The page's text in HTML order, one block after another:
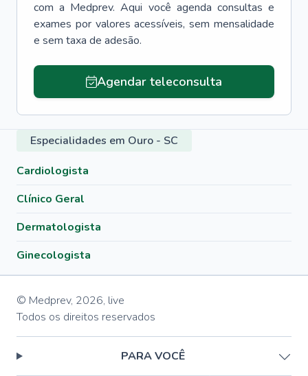
com a Medprev. Aqui você agenda consultas e
exames por valores acessíveis, sem mensalidade
e sem taxa de adesão.
Agendar teleconsulta
Especialidades em Ouro - SC
Cardiologista
Clínico Geral
Dermatologista
Ginecologista
© Medprev, 2026, live
Todos os direitos reservados
PARA VOCÊ